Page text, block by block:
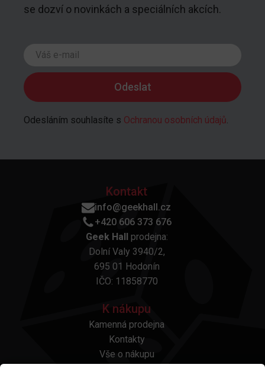
se dozví o novinkách a speciálních akcích.
Odesláním souhlasíte s Ochranou osobních údajů.
Kontakt
info@geekhall.cz
+420 606 373 676
Geek Hall
prodejna:
Dolní Valy 3940/2,
695 01 Hodonín
IČO: 11858770
K nákupu
Kamenná prodejna
Kontakty
Vše o nákupu